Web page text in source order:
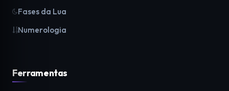
Fases da Lua
Numerologia
Ferramentas